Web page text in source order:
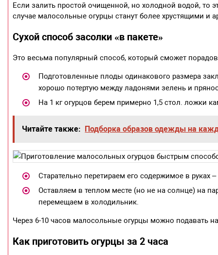
Если залить простой очищенной, но холодной водой, то
случае малосольные огурцы станут более хрустящими и
Сухой способ засолки «в пакете»
Это весьма популярный способ, который сможет
Подготовленные плоды одинакового размера
хорошо потертую между ладонями зелень и
На 1 кг огурцов берем примерно 1,5 стол. ложки
Читайте также: Подборка образов одежды на
Старательно перетираем его содержимое в руках
Оставляем в теплом месте (но не на солнце) на
перемещаем в холодильник.
Через 6-10 часов малосольные огурцы можно подавать
Как приготовить огурцы за 2 часа